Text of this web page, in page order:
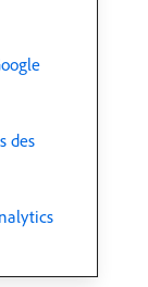
des